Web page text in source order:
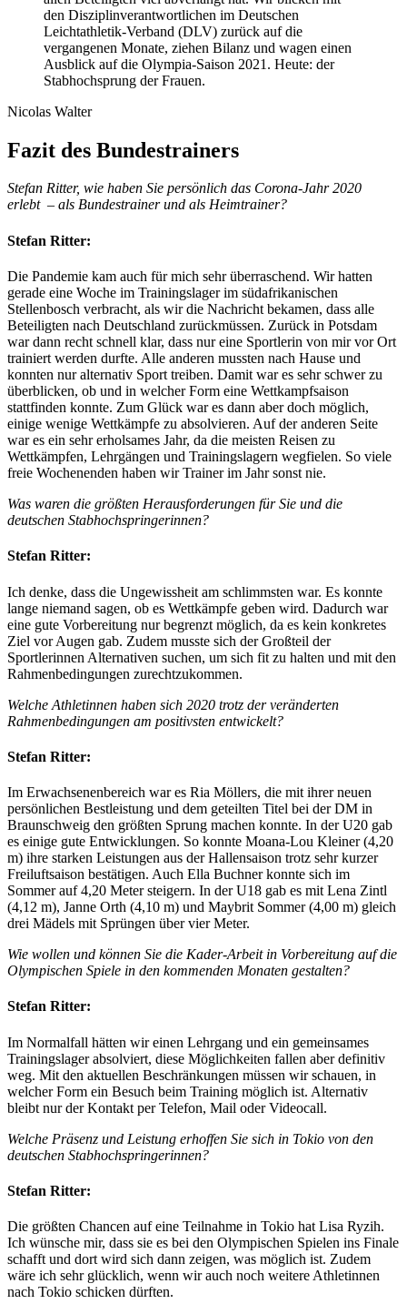
den Disziplinverantwortlichen im Deutschen
Leichtathletik-Verband (DLV) zurück auf die
vergangenen Monate, ziehen Bilanz und wagen einen
Ausblick auf die Olympia-Saison 2021. Heute: der
Stabhochsprung der Frauen.
Nicolas Walter
Fazit des Bundestrainers
Stefan Ritter, wie haben Sie persönlich das Corona-Jahr 2020
erlebt – als Bundestrainer und als Heimtrainer?
Stefan Ritter:
Die Pandemie kam auch für mich sehr überraschend. Wir hatten
gerade eine Woche im Trainingslager im südafrikanischen
Stellenbosch verbracht, als wir die Nachricht bekamen, dass alle
Beteiligten nach Deutschland zurückmüssen. Zurück in Potsdam
war dann recht schnell klar, dass nur eine Sportlerin von mir vor Ort
trainiert werden durfte. Alle anderen mussten nach Hause und
konnten nur alternativ Sport treiben. Damit war es sehr schwer zu
überblicken, ob und in welcher Form eine Wettkampfsaison
stattfinden konnte. Zum Glück war es dann aber doch möglich,
einige wenige Wettkämpfe zu absolvieren. Auf der anderen Seite
war es ein sehr erholsames Jahr, da die meisten Reisen zu
Wettkämpfen, Lehrgängen und Trainingslagern wegfielen. So viele
freie Wochenenden haben wir Trainer im Jahr sonst nie.
Was waren die größten Herausforderungen für Sie und die
deutschen Stabhochspringerinnen?
Stefan Ritter:
Ich denke, dass die Ungewissheit am schlimmsten war. Es konnte
lange niemand sagen, ob es Wettkämpfe geben wird. Dadurch war
eine gute Vorbereitung nur begrenzt möglich, da es kein konkretes
Ziel vor Augen gab. Zudem musste sich der Großteil der
Sportlerinnen Alternativen suchen, um sich fit zu halten und mit den
Rahmenbedingungen zurechtzukommen.
Welche Athletinnen haben sich 2020 trotz der veränderten
Rahmenbedingungen am positivsten entwickelt?
Stefan Ritter:
Im Erwachsenenbereich war es Ria Möllers, die mit ihrer neuen
persönlichen Bestleistung und dem geteilten Titel bei der DM in
Braunschweig den größten Sprung machen konnte. In der U20 gab
es einige gute Entwicklungen. So konnte Moana-Lou Kleiner (4,20
m) ihre starken Leistungen aus der Hallensaison trotz sehr kurzer
Freiluftsaison bestätigen. Auch Ella Buchner konnte sich im
Sommer auf 4,20 Meter steigern. In der U18 gab es mit Lena Zintl
(4,12 m), Janne Orth (4,10 m) und Maybrit Sommer (4,00 m) gleich
drei Mädels mit Sprüngen über vier Meter.
Wie wollen und können Sie die Kader-Arbeit in Vorbereitung auf die
Olympischen Spiele in den kommenden Monaten gestalten?
Stefan Ritter:
Im Normalfall hätten wir einen Lehrgang und ein gemeinsames
Trainingslager absolviert, diese Möglichkeiten fallen aber definitiv
weg. Mit den aktuellen Beschränkungen müssen wir schauen, in
welcher Form ein Besuch beim Training möglich ist. Alternativ
bleibt nur der Kontakt per Telefon, Mail oder Videocall.
Welche Präsenz und Leistung erhoffen Sie sich in Tokio von den
deutschen Stabhochspringerinnen?
Stefan Ritter:
Die größten Chancen auf eine Teilnahme in Tokio hat Lisa Ryzih.
Ich wünsche mir, dass sie es bei den Olympischen Spielen ins Finale
schafft und dort wird sich dann zeigen, was möglich ist. Zudem
wäre ich sehr glücklich, wenn wir auch noch weitere Athletinnen
nach Tokio schicken dürften.